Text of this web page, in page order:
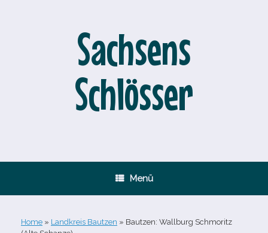
Sachsens
Schlösser
Menü
Home » Landkreis Bautzen » Bautzen: Wallburg Schmoritz